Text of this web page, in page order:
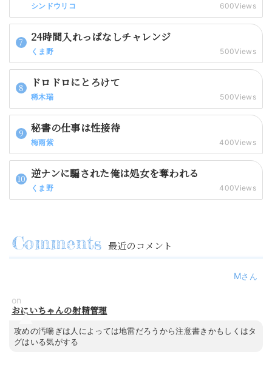
シンドウリコ 600Views
24時間入れっぱなしチャレンジ
くま野 500Views
ドロドロにとろけて
稀木瑞 500Views
秘書の仕事は性接待
梅雨紫 400Views
逆ナンに騙された俺は処女を奪われる
くま野 400Views
最近のコメント
M
on
おにいちゃんの射精管理
攻めの汚喘ぎは人によっては地雷だろうから注意書きかもしくはタ
グはいる気がする